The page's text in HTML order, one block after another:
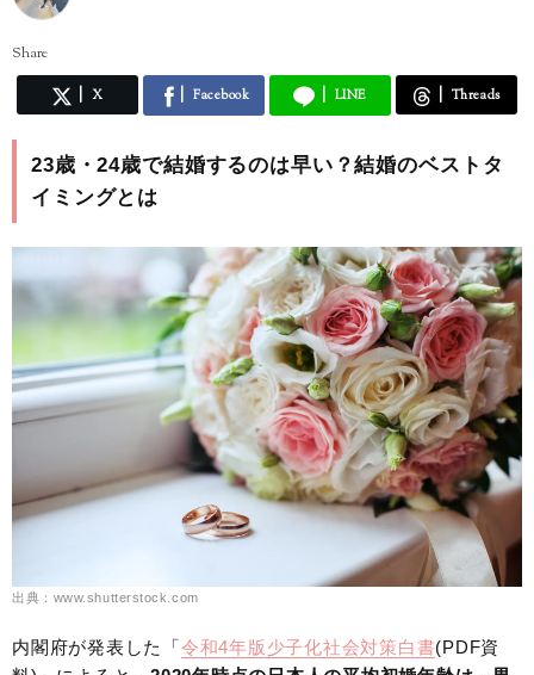
Share
X Facebook LINE Threads
23歳・24歳で結婚するのは早い？結婚のベストタ
イミングとは
出典：www.shutterstock.com
内閣府が発表した「令和4年版少子化社会対策白書(PDF資